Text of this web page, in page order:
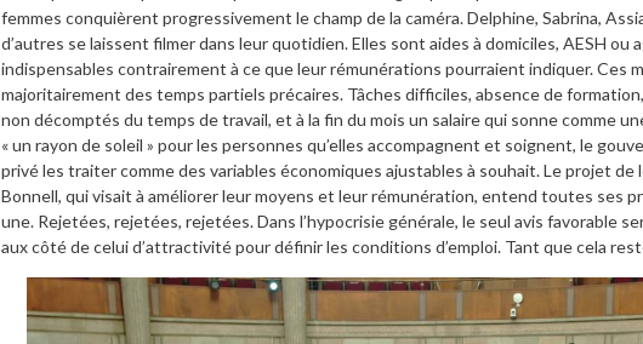
femmes conquièrent progressivement le champ de la caméra. Delphine, Sabrina,
d’autres se laissent filmer dans leur quotidien. Elles sont aides à domiciles, AESH
indispensables contrairement à ce que leur rémunérations pourraient indiquer. Ces
majoritairement des temps partiels précaires. Tâches difficiles, absence de
non décomptés du temps de travail, et à la fin du mois un salaire qui sonne comme
« un rayon de soleil » pour les personnes qu’elles accompagnent et soignent, le
privé les traiter comme des variables économiques ajustables à souhait. Le projet de
Bonnell, qui visait à améliorer leur moyens et leur rémunération, entend toutes ses
une. Rejetées, rejetées, rejetées. Dans l’hypocrisie générale, le seul avis favorable
aux côté de celui d’attractivité pour définir les conditions d’emploi. Tant que cela